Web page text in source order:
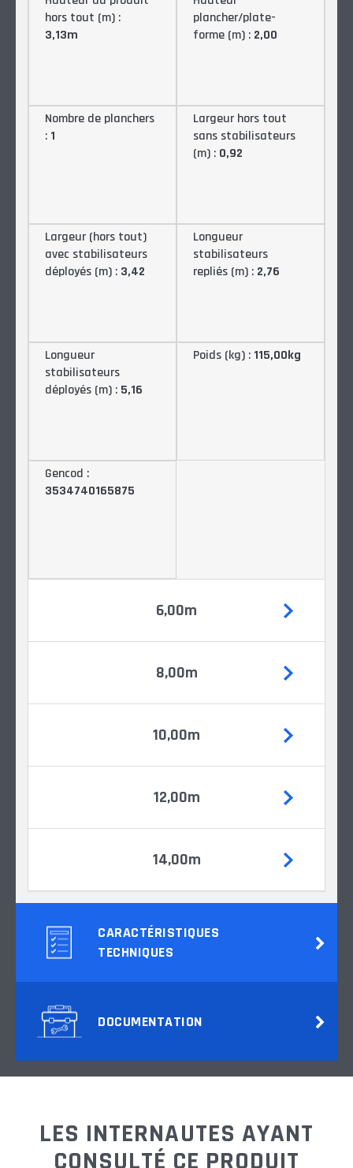
hors tout (m) :
3,13m
plancher/plate-
forme (m) : 2,00
Nombre de planchers
: 1
Largeur hors tout
sans stabilisateurs
(m) : 0,92
Largeur (hors tout)
avec stabilisateurs
déployés (m) : 3,42
Longueur
stabilisateurs
repliés (m) : 2,76
Longueur
stabilisateurs
déployés (m) : 5,16
Poids (kg) : 115,00kg
Gencod :
3534740165875
6,00m
8,00m
10,00m
12,00m
14,00m
CARACTÉRISTIQUES
TECHNIQUES
DOCUMENTATION
LES INTERNAUTES AYANT
CONSULTÉ CE PRODUIT